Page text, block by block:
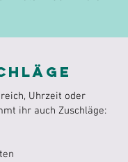
Uhrzeit oder
ihr auch Zuschläge: